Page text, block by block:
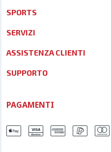
SPORTS
SERVIZI
ASSISTENZA CLIENTI
SUPPORTO
PAGAMENTI